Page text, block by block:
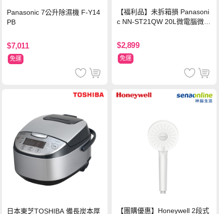
Panasonic 7公升除濕機 F-Y14
PB
$7,011
免運
【福利品】未拆箱損 Panasoni
c NN-ST21QW 20L微電腦微波
$2,899
免運
日本東芝TOSHIBA 備長炭本厚 【團購優惠】Honeywell 2段式